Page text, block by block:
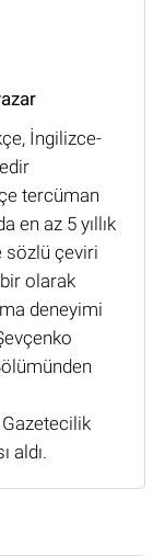
İngilizce-
tercüman
en az 5 yıllık
sözlü çeviri
olarak
deneyimi
aldı.